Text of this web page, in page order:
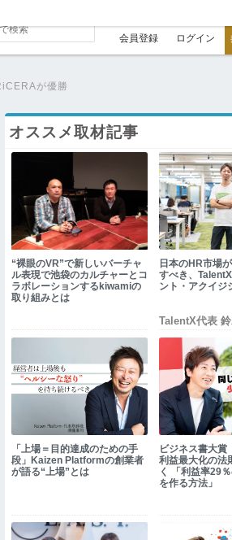
会員登録 ログイン
が優勝
オススメ取材記事
“裸眼のVR”で新しいバーチャ
ル表現で池袋のカルチャーとコ
ラボレーションするkiwamiの
取り組みとは
日本のHR市場
すべき、
ント・アクイジ
TalentX代表
「上場＝目的達成のための手
段」Kaizen Platformの創業者
が語る“上場”とは
ビジネス書大賞
利益最大化の法
く 「利益率29
を作る方法」